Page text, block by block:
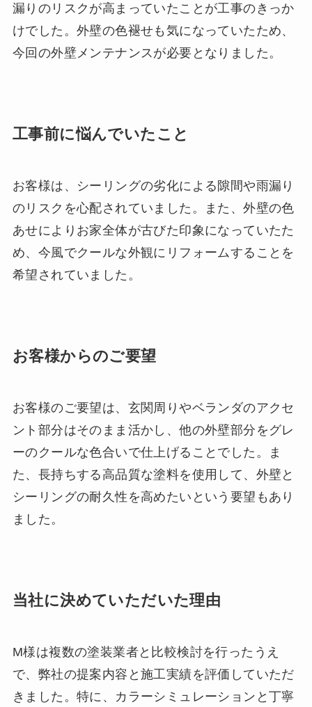
漏りのリスクが高まっていたことが工事のきっか
けでした。外壁の色褪せも気になっていたため、
今回の外壁メンテナンスが必要となりました。
工事前に悩んでいたこと
お客様は、シーリングの劣化による隙間や雨漏り
のリスクを心配されていました。また、外壁の色
あせによりお家全体が古びた印象になっていたた
め、今風でクールな外観にリフォームすることを
希望されていました。
お客様からのご要望
お客様のご要望は、玄関周りやベランダのアクセ
ント部分はそのまま活かし、他の外壁部分をグレ
ーのクールな色合いで仕上げることでした。ま
た、長持ちする高品質な塗料を使用して、外壁と
シーリングの耐久性を高めたいという要望もあり
ました。
当社に決めていただいた理由
M様は複数の塗装業者と比較検討を行ったうえ
で、弊社の提案内容と施工実績を評価していただ
きました。特に、カラーシミュレーションと丁寧